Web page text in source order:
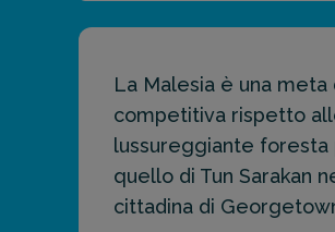
prossima
destinazione
di viaggio.
FAI
PREVENTIVO
La Malesia è una
competitiva rispetto
lussureggiante foresta
quello di Tun Sarakan
cittadina di